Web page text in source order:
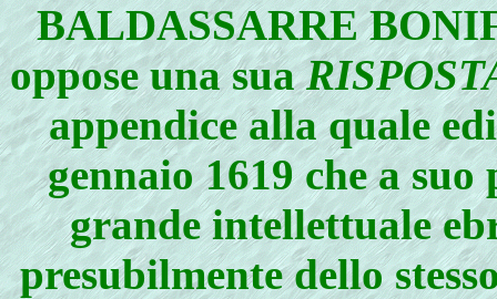
BALDASSARRE
oppose una sua
appendice alla quale
gennaio 1619 che a
grande intellettuale
presubilmente dello